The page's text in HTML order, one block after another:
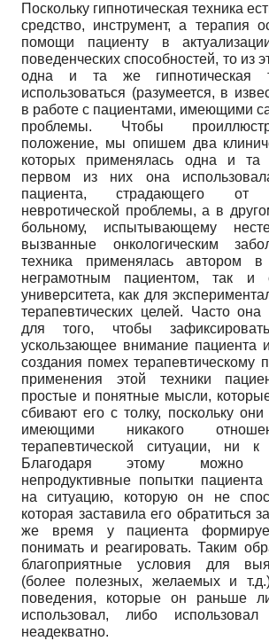
Поскольку гипнотическая техника
средство, инструмент, а терапия
помощи пациенту в
поведенческих способностей, то из
одна и та же гипнотическая
использоваться (разумеется, в
в работе с пациентами, имеющими
проблемы. Чтобы
положение, мы опишем два
которых применялась одна и
первом из них она
пациента, страдающего от
невротической проблемы, а в
больному, испытывающему
вызванные онкологическим
техника применялась автором
неграмотным пациентом, так и
университета, как для
терапевтических целей. Часто она
для того, чтобы
ускользающее внимание пациента
создания помех терапевтическому
применения этой техники
простые и понятные мысли,
сбивают его с толку, поскольку
имеющими никакого
терапевтической ситуации, ни
Благодаря этому можно
непродуктивные попытки пациента
на ситуацию, которую он не
которая заставила его обратиться
же время у пациента
понимать и реагировать. Таким
благоприятные условия для
(более полезных, желаемых и
поведения, которые он раньше
использовал, либо
неадекватно.